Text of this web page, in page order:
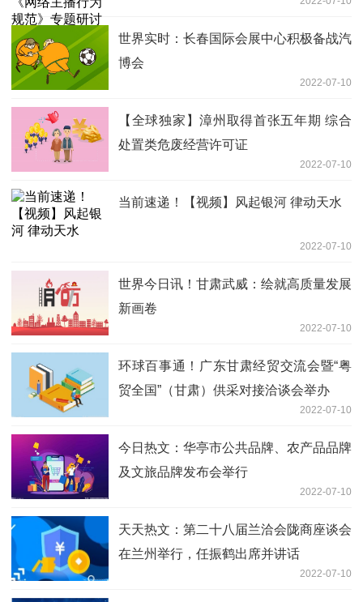
世界实时：长春国际会展中心积极备战汽
博会
2022-07-10
【全球独家】漳州取得首张五年期 综合
处置类危废经营许可证
2022-07-10
当前速递！【视频】风起银河 律动天水
2022-07-10
世界今日讯！甘肃武威：绘就高质量发展
新画卷
2022-07-10
环球百事通！广东甘肃经贸交流会暨“粤
贸全国”（甘肃）供采对接洽谈会举办
2022-07-10
今日热文：华亭市公共品牌、农产品品牌
及文旅品牌发布会举行
2022-07-10
天天热文：第二十八届兰洽会陇商座谈会
在兰州举行，任振鹤出席并讲话
2022-07-10